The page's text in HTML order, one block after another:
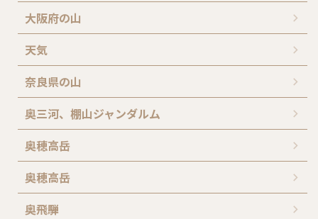
大阪府の山
天気
奈良県の山
奥三河、棚山ジャンダルム
奥穂高岳
奥穂高岳
奥飛騨